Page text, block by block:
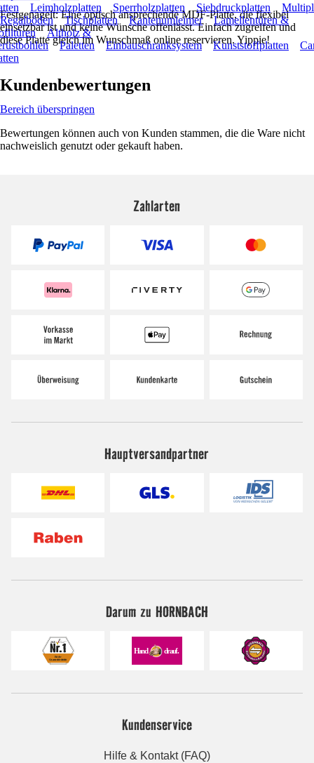
Festgenagelt: Eine optisch ansprechende MDF-Platte, die flexibel
einsetzbar ist und keine Wünsche offenlässt. Einfach zugreifen und
diese Platte gleich im Wunschmaß online reservieren. Yippie!
Leimholzplatten Sperrholzplatten Siebdruckplatten
Tischplatten Kantenumleimer
Lamellentüren &
Altholz &
Paletten Einbauschranksystem Kunststoffplatten
Kundenbewertungen
Bereich überspringen
Bewertungen können auch von Kunden stammen, die die Ware nicht
nachweislich genutzt oder gekauft haben.
Zahlarten
Hauptversandpartner
Darum zu HORNBACH
Kundenservice
Hilfe & Kontakt (FAQ)